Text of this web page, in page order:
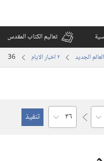
تعاليم الكتاب المقدس
الجديد ٢ اخبار الايام 36
الفصل